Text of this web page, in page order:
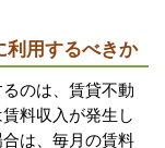
利用するべきか
のは、賃貸不動
料収入が発生し
は、毎月の賃料